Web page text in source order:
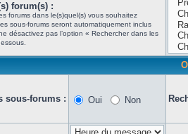
forum(s) :
forums dans le(s)quel(s) vous souhaitez
sous-forums seront automatiquement inclus
désactivez pas l’option « Rechercher dans les
sous-forums : Oui Non